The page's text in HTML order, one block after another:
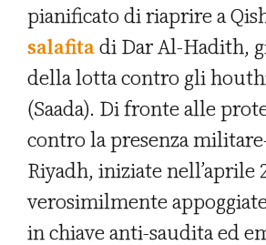
pianificato di riaprire a
salafitadi Dar Al-Hadith,
della lotta contro gli
(Saada). Di fronte alle
contro la presenza
Riyadh, iniziate nell’aprile
verosimilmente
in chiave anti-saudita ed